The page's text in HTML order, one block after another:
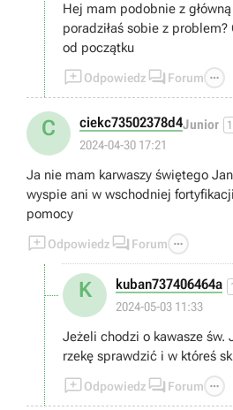
Hej mam podobnie z
poradziłaś sobie z problem?
od początku
Odpowiedz  Forum 
C ciekc73502378d4Junior 1
2024-04-30 17:21
Ja nie mam karwaszy świętego
wyspie ani w wschodniej
pomocy
Odpowiedz  Forum 
K kuban737406464a 1
2024-05-03 11:33
Jeżeli chodzi o kawasze św.
rzekę sprawdzić i w któreś
Odpowiedz  Forum 